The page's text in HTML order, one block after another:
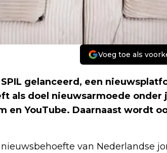
Voeg toe als
gelanceerd, een
als doel nieuwsarmoede
en YouTube. Daarnaast wordt
van Nederlandse